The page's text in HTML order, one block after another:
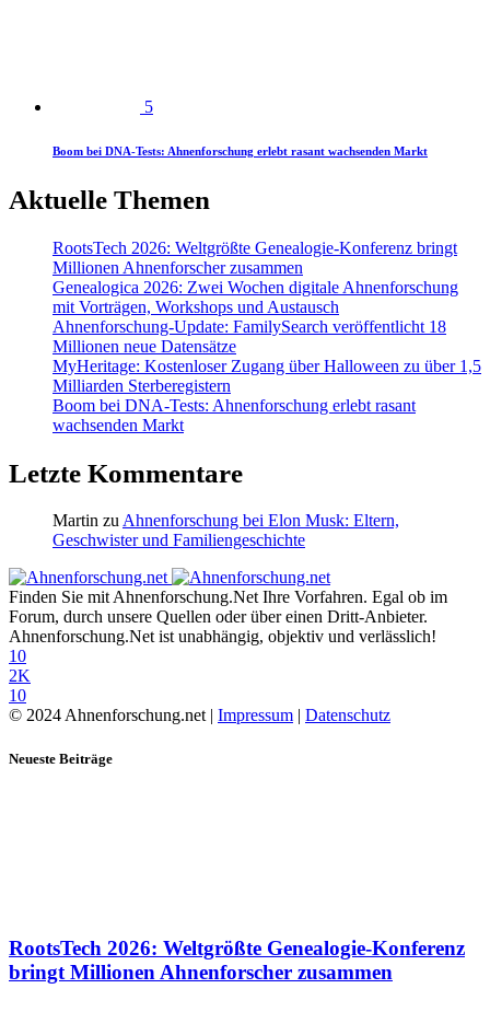
5
Boom bei DNA-Tests: Ahnenforschung erlebt rasant wachsenden Markt
Aktuelle Themen
RootsTech 2026: Weltgrößte Genealogie-Konferenz bringt
Millionen Ahnenforscher zusammen
Genealogica 2026: Zwei Wochen digitale Ahnenforschung
mit Vorträgen, Workshops und Austausch
Ahnenforschung-Update: FamilySearch veröffentlicht 18
Millionen neue Datensätze
MyHeritage: Kostenloser Zugang über Halloween zu über 1,5
Milliarden Sterberegistern
Boom bei DNA-Tests: Ahnenforschung erlebt rasant
wachsenden Markt
Letzte Kommentare
Martin zu Ahnenforschung bei Elon Musk: Eltern,
Geschwister und Familiengeschichte
Finden Sie mit Ahnenforschung.Net Ihre Vorfahren. Egal ob im
Forum, durch unsere Quellen oder über einen Dritt-Anbieter.
Ahnenforschung.Net ist unabhängig, objektiv und verlässlich!
10
2K
10
© 2024 Ahnenforschung.net | Impressum | Datenschutz
Neueste Beiträge
RootsTech 2026: Weltgrößte Genealogie-Konferenz
bringt Millionen Ahnenforscher zusammen